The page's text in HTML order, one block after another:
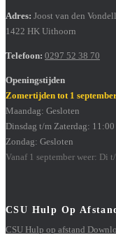
Adres: Joost van den
1422 HK Uithoorn
Telefoon: 0297 52 38 70
Openingstijden
Zomertijden tot 1
Maandag: Gesloten
Dinsdag t/m Zaterdag:
Zondag: Gesloten
Vanaf 1 september weer: Di
CSU Hulp Op
CSU Hulp op afstand